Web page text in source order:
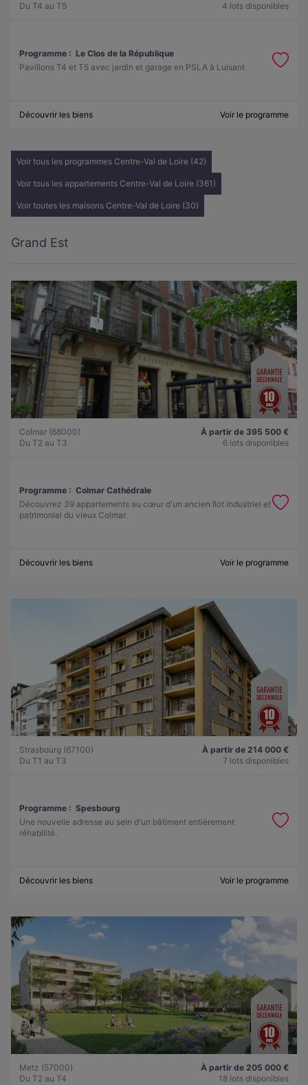
Du T4 au T5
4 lots disponibles
Programme : Le Clos de la République
Pavillons T4 et T5 avec jardin et garage en PSLA à Luisant
Découvrir les biens Voir le programme
Voir tous les programmes Centre-Val de Loire (42)
Voir tous les appartements Centre-Val de Loire (361)
Voir toutes les maisons Centre-Val de Loire (30)
Grand Est
Colmar (68000)
Du T2 au T3
À partir de 395 500 €
6 lots disponibles
Programme : Colmar Cathédrale
Découvrez 39 appartements au cœur d'un ancien îlot industriel et
patrimonial du vieux Colmar.
Découvrir les biens Voir le programme
Strasbourg (67100)
Du T1 au T3
À partir de 214 000 €
7 lots disponibles
Programme : Spesbourg
Une nouvelle adresse au sein d'un bâtiment entièrement
réhabilité.
Découvrir les biens Voir le programme
Metz (57000)
Du T2 au T4
À partir de 205 000 €
18 lots disponibles